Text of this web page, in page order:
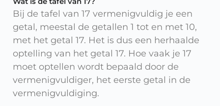
Bij de tafel van 17 vermenigvuldig je een
getal, meestal de getallen 1 tot en met 10,
met het getal 17. Het is dus een herhaalde
optelling van het getal 17. Hoe vaak je 17
moet optellen wordt bepaald door de
vermenigvuldiger, het eerste getal in de
vermenigvuldiging.